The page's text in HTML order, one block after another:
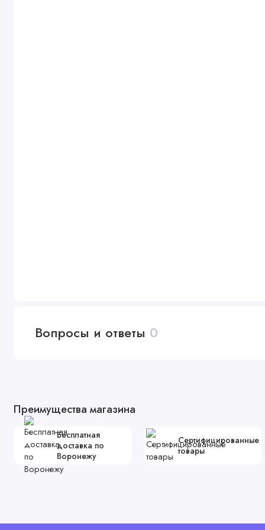
Вопросы и ответы 0
Преимущества магазина
Бесплатная
доставка по
Воронежу
Сертифицированные
товары